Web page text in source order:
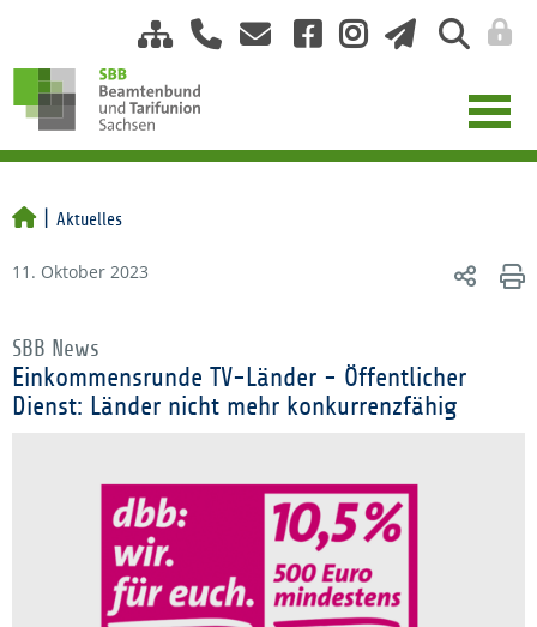
Aktuelles
11. Oktober 2023
SBB News
Einkommensrunde TV-Länder - Öffentlicher
Dienst: Länder nicht mehr konkurrenzfähig